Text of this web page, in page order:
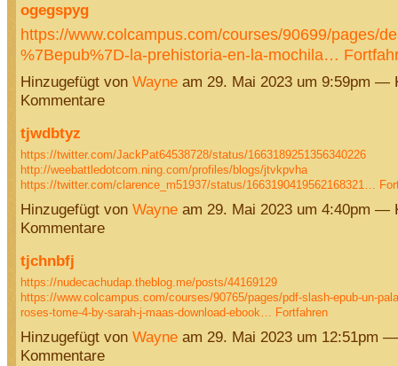
ogegspyg
https://www.colcampus.com/courses/90699/pages/
%7Bepub%7D-la-prehistoria-en-la-mochila…
Hinzugefügt von Wayneam 29. Mai 2023 um 9:59pm —
Kommentare
tjwdbtyz
https://twitter.com/JackPat64538728/status/1663189251356340226
http://weebattledotcom.ning.com/profiles/blogs/jtvkpvha
https://twitter.com/clarence_m51937/status/1663190419562168321…
Hinzugefügt von Wayneam 29. Mai 2023 um 4:40pm —
Kommentare
tjchnbfj
https://nudecachudap.theblog.me/posts/44169129
https://www.colcampus.com/courses/90765/pages/pdf-slash-epub-un-
roses-tome-4-by-sarah-j-maas-download-ebook… Fortfahren
Hinzugefügt von Wayneam 29. Mai 2023 um 12:51pm
Kommentare